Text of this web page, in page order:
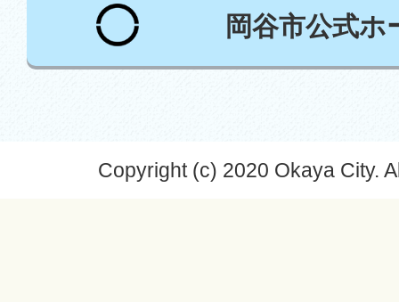
岡谷市公式ホ
Copyright (c) 2020 Okaya City.